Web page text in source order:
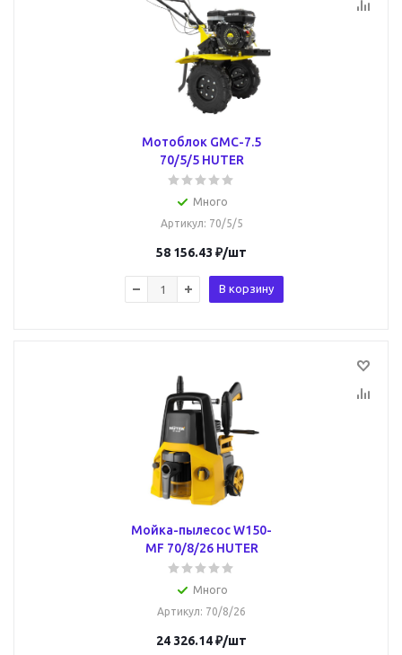
Мотоблок GMC-7.5
70/5/5 HUTER
Много
Артикул: 70/5/5
58 156.43 ₽/шт
В корзину
Мойка-пылесос W150-
MF 70/8/26 HUTER
Много
Артикул: 70/8/26
24 326.14₽/шт